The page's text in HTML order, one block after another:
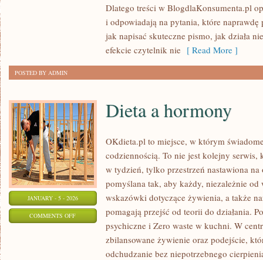
MNIEJSZOŚCI
DYSKRYMINACJA
Dlatego treści w BlogdlaKonsumenta.pl
i odpowiadają na pytania, które
jak napisać skuteczne pismo, jak działa
efekcie czytelnik nie [ Read More ]
POSTED BY ADMIN
JANUARY - 5 - 2026
COMMENTS OFFON
Dieta a hormony
OKdieta.pl to miejsce, w którym
codziennością. To nie jest kolejny
w tydzień, tylko przestrzeń nastawiona na
pomyślana tak, aby każdy, niezależnie
wskazówki dotyczące żywienia, a także
pomagają przejść od teorii do działania.
psychiczne i Zero waste w kuchni. W
zbilansowane żywienie oraz podejście,
odchudzanie bez niepotrzebnego